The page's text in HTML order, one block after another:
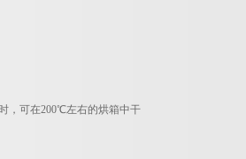
，可在200℃左右的烘箱中干